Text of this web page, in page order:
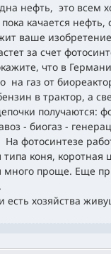
нефть, это всем
качается нефть,
ваше
за счет
что в
на газ от
в трактор, а
получаются:
- биогаз -
На фотосинтезе
коня, коротная
много проще. Еще
есть хозяйства